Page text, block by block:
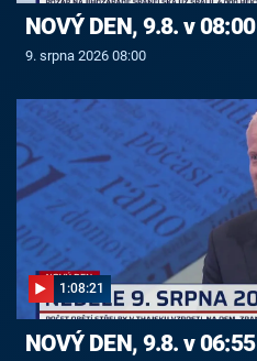
NOVÝ DEN, 9.8. v 08:00
9. srpna 2026 08:00
1:08:21
NOVÝ DEN, 9.8. v 06:55